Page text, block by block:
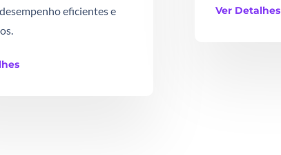
eficientes e
Ver Detalhes